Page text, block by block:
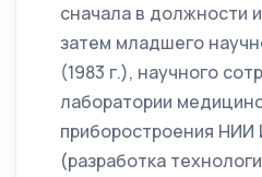
сначала в должности
затем младшего
(1983 г.), научного
лаборатории
приборостроения
(разработка